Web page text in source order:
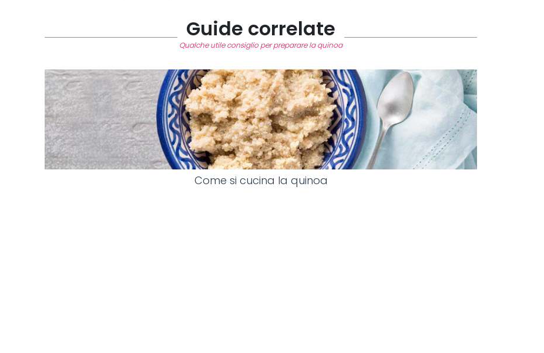
Guide correlate
Qualche utile consiglio per preparare la quinoa
Come si cucina la quinoa